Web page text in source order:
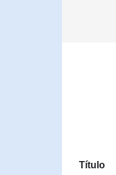
Título